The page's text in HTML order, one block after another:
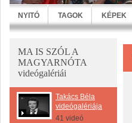
NYITÓ TAGOK KÉPEK
MA IS SZÓL A
MAGYARNÓTA
videógalériái
Takács Béla
videógalériája
41 videó